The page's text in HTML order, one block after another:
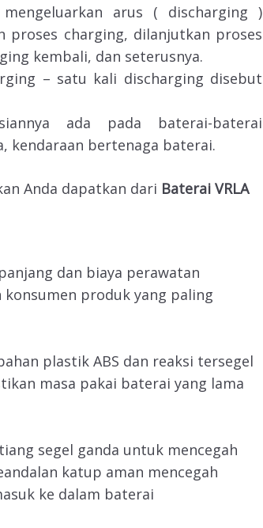
arus ( discharging )
proses charging, dilanjutkan proses
kembali, dan seterusnya.
– satu kali discharging disebut
ada pada baterai-baterai
kendaraan bertenaga baterai.
Anda dapatkan dari Baterai VRLA
dan biaya perawatan
produk yang paling
plastik ABS dan reaksi tersegel
masa pakai baterai yang lama
segel ganda untuk mencegah
katup aman mencegah
ke dalam baterai